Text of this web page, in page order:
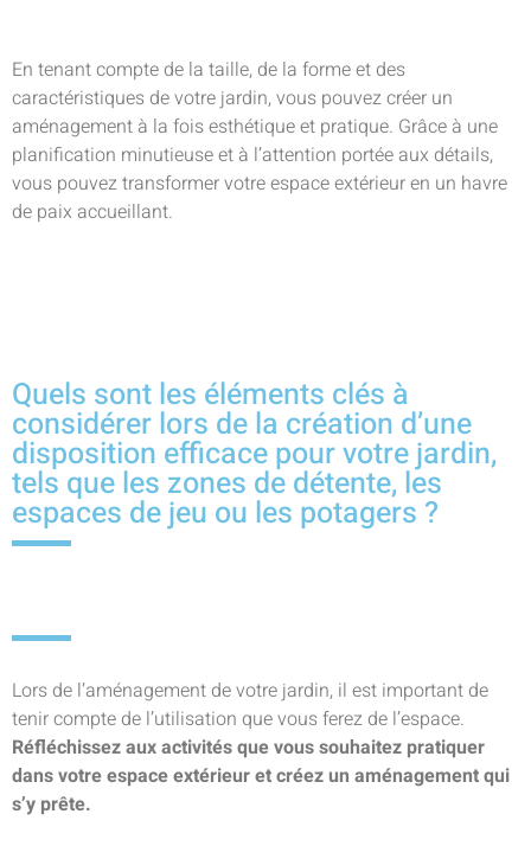
En tenant compte de la taille, de la forme et des
caractéristiques de votre jardin, vous pouvez créer un
aménagement à la fois esthétique et pratique. Grâce à une
planification minutieuse et à l’attention portée aux détails,
vous pouvez transformer votre espace extérieur en un havre
de paix accueillant.
Quels sont les éléments clés à
considérer lors de la création d’une
disposition efficace pour votre jardin,
tels que les zones de détente, les
espaces de jeu ou les potagers ?
Lors de l’aménagement de votre jardin, il est important de
tenir compte de l’utilisation que vous ferez de l’espace.
Réfléchissez aux activités que vous souhaitez pratiquer
dans votre espace extérieur et créez un aménagement qui
s’y prête.